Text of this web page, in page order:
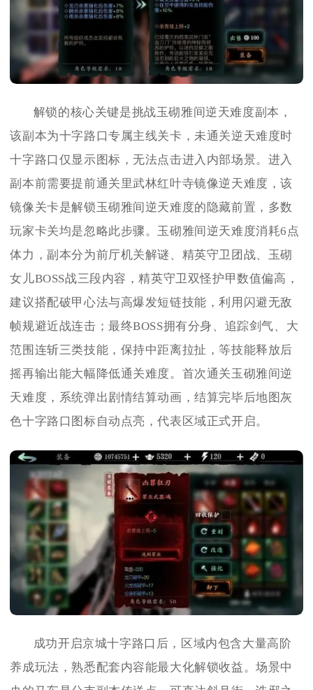
解锁的核心关键是挑战玉砌雅间逆天难度副本，
该副本为十字路口专属主线关卡，未通关逆天难度时
十字路口仅显示图标，无法点击进入内部场景。进入
副本前需要提前通关里武林红叶寺镜像逆天难度，该
镜像关卡是解锁玉砌雅间逆天难度的隐藏前置，多数
玩家卡关均是忽略此步骤。玉砌雅间逆天难度消耗6点
体力，副本分为前厅机关解谜、精英守卫团战、玉砌
女儿BOSS战三段内容，精英守卫双怪护甲数值偏高，
建议搭配破甲心法与高爆发短链技能，利用闪避无敌
帧规避近战连击；最终BOSS拥有分身、追踪剑气、大
范围连斩三类技能，保持中距离拉扯，等技能释放后
摇再输出能大幅降低通关难度。首次通关玉砌雅间逆
天难度，系统弹出剧情结算动画，结算完毕后地图灰
色十字路口图标自动点亮，代表区域正式开启。
成功开启京城十字路口后，区域内包含大量高阶
养成玩法，熟悉配套内容能最大化解锁收益。场景中